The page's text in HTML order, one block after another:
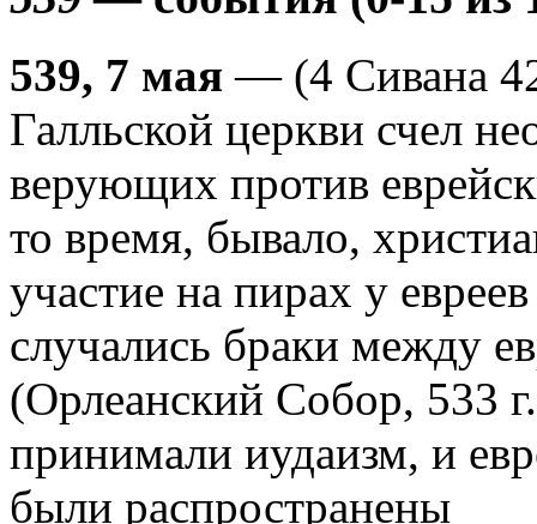
539, 7 мая — (4 Сивана
Галльской церкви счел
верующих против
то время, бывало,
участие на пирах у
случались браки между
(Орлеанский Собор, 533
принимали иудаизм, и
были распространены